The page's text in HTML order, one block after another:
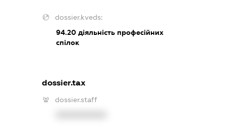
dossier.kveds:
94.20діяльність професійних
спілок
dossier.tax
dossier.staff